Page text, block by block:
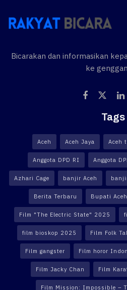
Bicarakan dan informasikan
ke
Tags
Aceh Aceh Jaya Aceh
Anggota DPD RI Anggota
Azhari Cage banjir Aceh
Berita Terbaru Bupati
Film "The Electric State" 2025
film bioskop 2025 Film Folk
Film gangster Film horor
Film Jacky Chan Film
Film Mission: Impossible –